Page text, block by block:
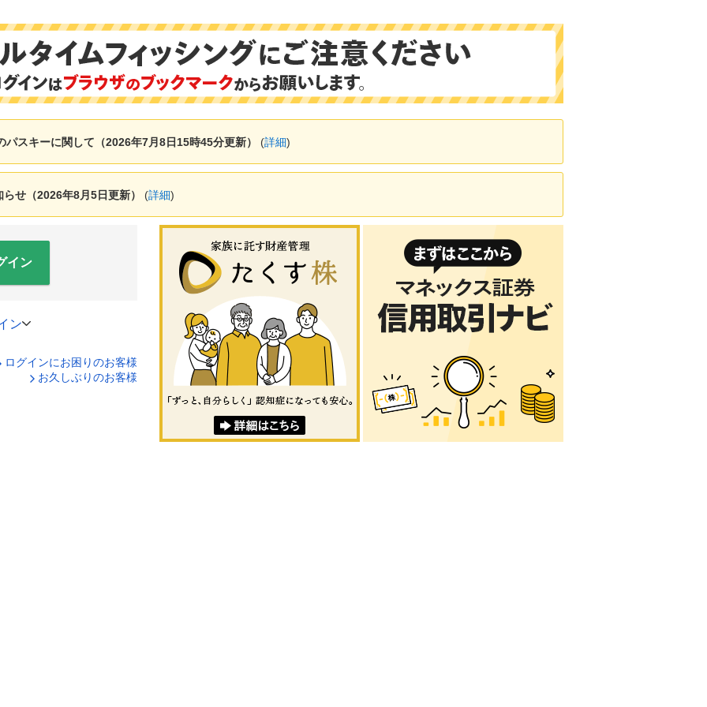
スキーに関して（2026年7月8日15時45分更新） (詳細)
せ（2026年8月5日更新） (詳細)
イン
ン
口座番号でログイン
ログインにお困りのお客様
お久しぶりのお客様